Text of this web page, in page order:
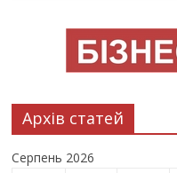
Архів статей
Серпень 2026